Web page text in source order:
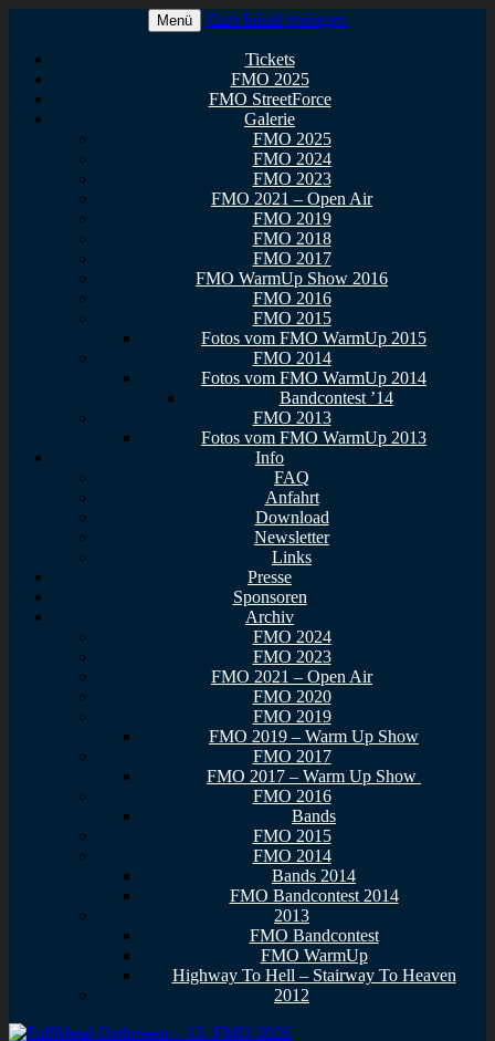
FullMetal Osthessen – 13. FMO
2026
Menü Zum Inhalt springen
Tickets
FMO 2025
FMO StreetForce
Galerie
FMO 2025
FMO 2024
FMO 2023
FMO 2021 – Open Air
FMO 2019
FMO 2018
FMO 2017
FMO WarmUp Show 2016
FMO 2016
FMO 2015
Fotos vom FMO WarmUp 2015
FMO 2014
Fotos vom FMO WarmUp 2014
Bandcontest ’14
FMO 2013
Fotos vom FMO WarmUp 2013
Info
FAQ
Anfahrt
Download
Newsletter
Links
Presse
Sponsoren
Archiv
FMO 2024
FMO 2023
FMO 2021 – Open Air
FMO 2020
FMO 2019
FMO 2019 – Warm Up Show
FMO 2017
FMO 2017 – Warm Up Show
FMO 2016
Bands
FMO 2015
FMO 2014
Bands 2014
FMO Bandcontest 2014
2013
FMO Bandcontest
FMO WarmUp
Highway To Hell – Stairway To Heaven
2012